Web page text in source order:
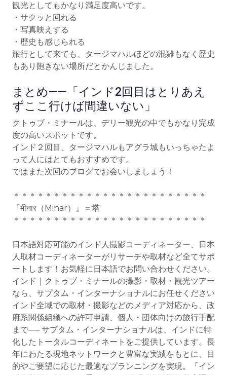
観光としてもかなり満足度高いです。
・サクッと回れる
・写真映えする
・歴史も感じられる
旅行として来ても、タージマハルほどの混雑もなく歴史
もあり飽きない場所だとかんじました。
まとめ——「インド2回目はとりあえ
ずここ行けば間違いない」
クトゥブ・ミナールは、デリー観光の中でもかなり完成
度の高いスポットです。
インド２回目、タージマハルもアグラ城もいっちゃたよ
って人にはとてもおすすめです。
ではまた次回のブログでお会いしましょう！
＊＊＊＊＊＊＊＊＊＊＊＊＊＊＊＊＊＊＊＊＊＊＊＊
『मीनार（Minar）』＝塔
＊＊＊＊＊＊＊＊＊＊＊＊＊＊＊＊＊＊＊＊＊＊＊＊
日本語対応可能のインド人撮影コーディネーター、日本
人取材コーディネーターがリサーチや取材など全てサポ
ートします！お気軽に日本語でお問い合わせください。
インド｜クトゥブ・ミナールの撮影・取材・観光ツアー
なら、サプタム・インターナショナルにお任せください
インド全域での取材・撮影などのメディア対応から、政
府系関係組織への許可申請、個人・団体向けの旅行手配
まで── サプタム・インターナショナルは、インドに特
化したトータルコーディネートをご提供しています。長
年にわたる現地ネットワークと豊富な実績をもとに、目
的やご要望に応じた最適なプランニングを実現。「イン